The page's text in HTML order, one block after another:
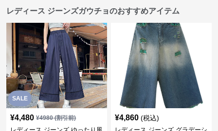
レディース ジーンズガウチョのおすすめアイテム
SALE
¥4,480 ¥4980(割引前) ¥4,860 (税込)